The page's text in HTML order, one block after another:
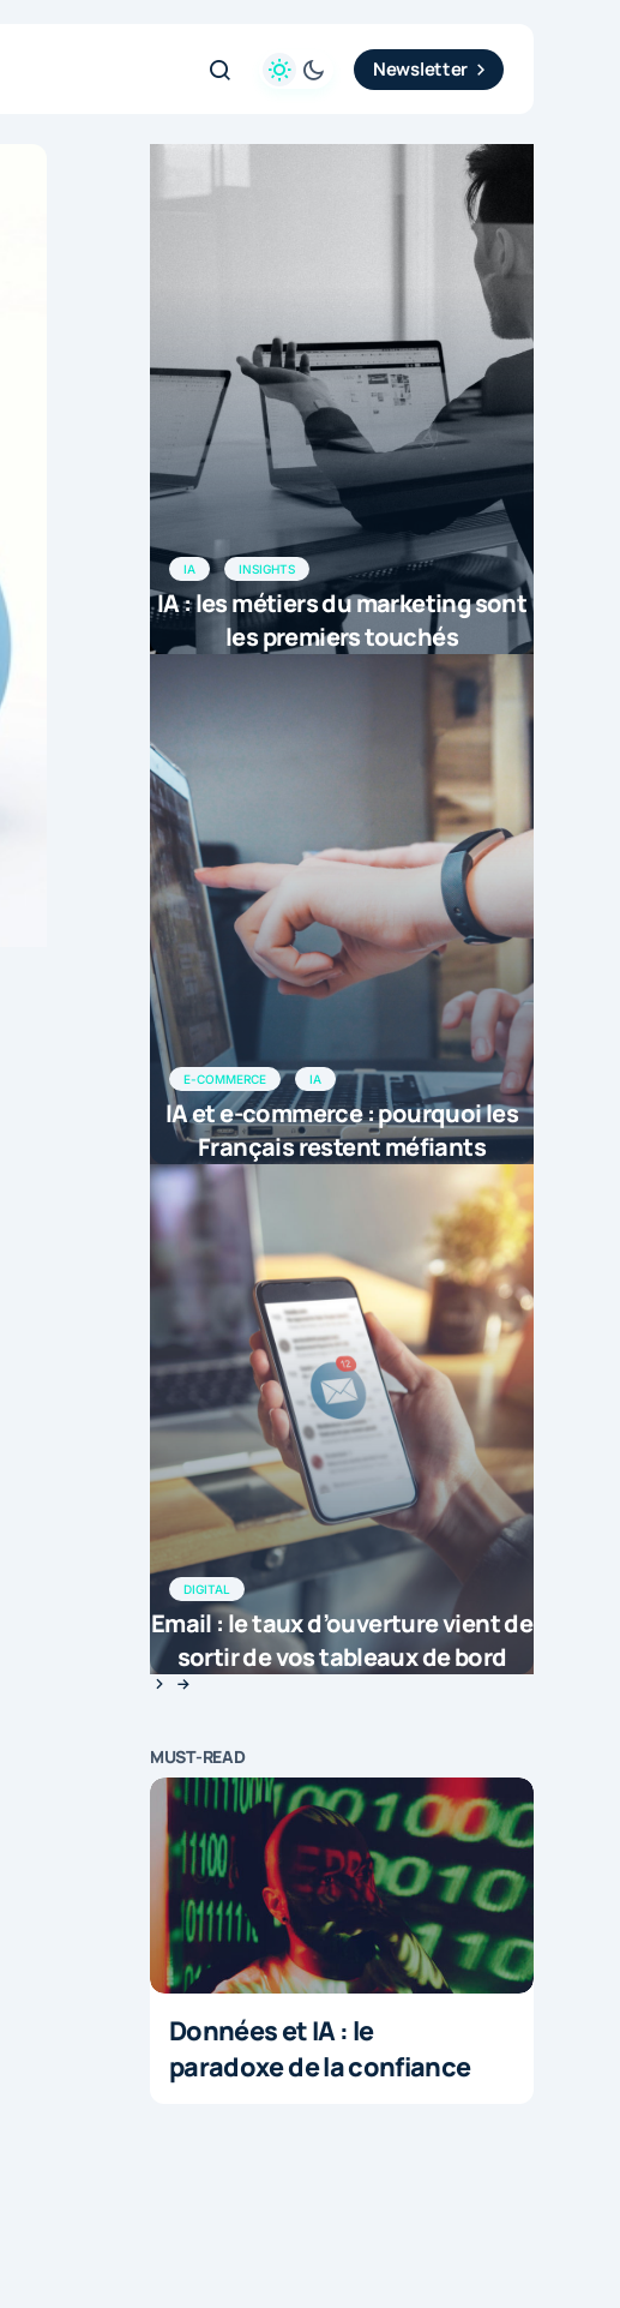
Newsletter
IA INSIGHTS
IA : les métiers du marketing sont
les premiers touchés
E-COMMERCE IA
IA et e-commerce : pourquoi les
Français restent méfiants
DIGITAL
Email : le taux d’ouverture vient de
sortir de vos tableaux de bord
MUST-READ
Données et IA : le
paradoxe de la confiance